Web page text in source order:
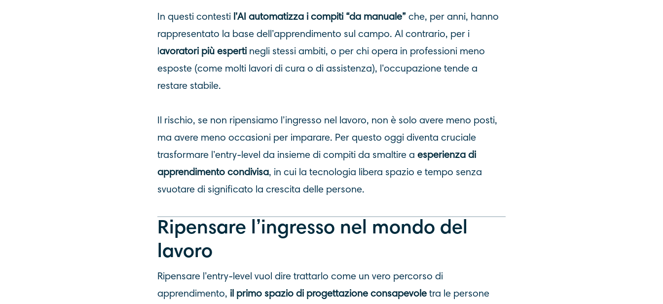
In questi contesti l’AI automatizza i compiti “da manuale” che, per anni, hanno
rappresentato la base dell’apprendimento sul campo. Al contrario, per i
lavoratori più esperti negli stessi ambiti, o per chi opera in professioni meno
esposte (come molti lavori di cura o di assistenza), l’occupazione tende a
restare stabile.
Il rischio, se non ripensiamo l’ingresso nel lavoro, non è solo avere meno posti,
ma avere meno occasioni per imparare. Per questo oggi diventa cruciale
trasformare l’entry-level da insieme di compiti da smaltire a esperienza di
apprendimento condivisa, in cui la tecnologia libera spazio e tempo senza
svuotare di significato la crescita delle persone.
Ripensare l’ingresso nel mondo del
lavoro
Ripensare l’entry-level vuol dire trattarlo come un vero percorso di
apprendimento, il primo spazio di progettazione consapevole tra le persone